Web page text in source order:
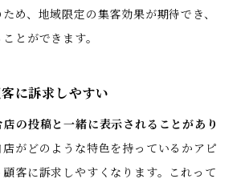
め、地域限定の集客効果が期待でき、
とができます。
に訴求しやすい
の投稿と一緒に表示されることがあり
がどのような特色を持っているかアピ
客に訴求しやすくなります。これって